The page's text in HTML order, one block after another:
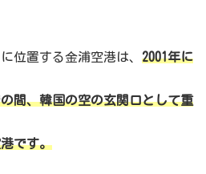
位置する金浦空港は、 2001年に
間、韓国の空の玄関口として重
です。